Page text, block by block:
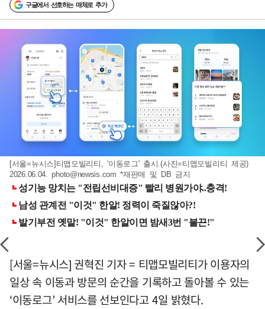
구글에서 선호하는 매체로 추가
[서울=뉴시스]티맵모빌리티, '이동로그' 출시.(사진=티맵모빌리티 제공)
2026.06.04.photo@newsis.com *재판매 및 DB 금지
[서울=뉴시스] 권혁진 기자 = 티맵모빌리티가 이용자의
일상 속 이동과 방문의 순간을 기록하고 돌아볼 수 있는
‘이동로그’ 서비스를 선보인다고 4일 밝혔다.